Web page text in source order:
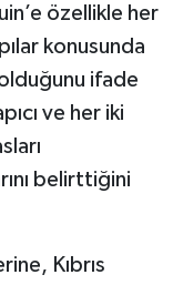
özellikle her
konusunda
olduğunu ifade
ve her iki
belirttiğini
Kıbrıs